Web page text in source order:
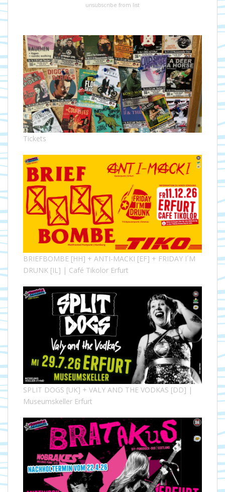
unsubscribe from list
Tickets
BRIEFBOMBE [HH] + ANTI-MACKI [EF] + FRIDAY I´M
DRUNK [IL] | Café Tikolor Erfurt
SPLIT DOGS [UK] + VALY AND THE VODKAS [DD] |
Museumskeller Erfurt